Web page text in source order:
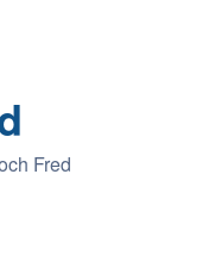
Fred